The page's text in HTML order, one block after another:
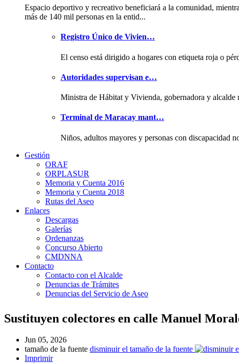
Espacio deportivo y recreativo beneficiará a la comunidad,
más de 140 mil personas en la entid...
Registro Único de Vivien…
El censo está dirigido a hogares con etiqueta roja o
Autoridades supervisan e…
Ministra de Hábitat y Vivienda, gobernadora y
Terminal de Maracay mant…
Niños, adultos mayores y personas con discapacidad
Gestión
ORAF
ORPLASUR
Memoria y Cuenta 2016
Memoria y Cuenta 2018
Rutas del Aseo
Enlaces
Descargas
Galerías
Ordenanzas
Concurso Abierto
CMDNNA
Contacto
Contacto con el Alcalde
Denuncias de Trámites
Denuncias del Servicio de Aseo
Sustituyen colectores en calle Manuel
Jun 05, 2026
tamaño de la fuente disminuir el tamaño de la fuente
Imprimir